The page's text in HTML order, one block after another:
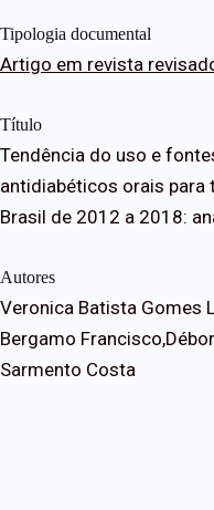
d
o
Tipologia documental
Artigo em revista
Título
Tendência do uso e
antidiabéticos orais para
Brasil de 2012 a 2018:
Autores
Veronica Batista Gomes
Bergamo
Sarmento Costa